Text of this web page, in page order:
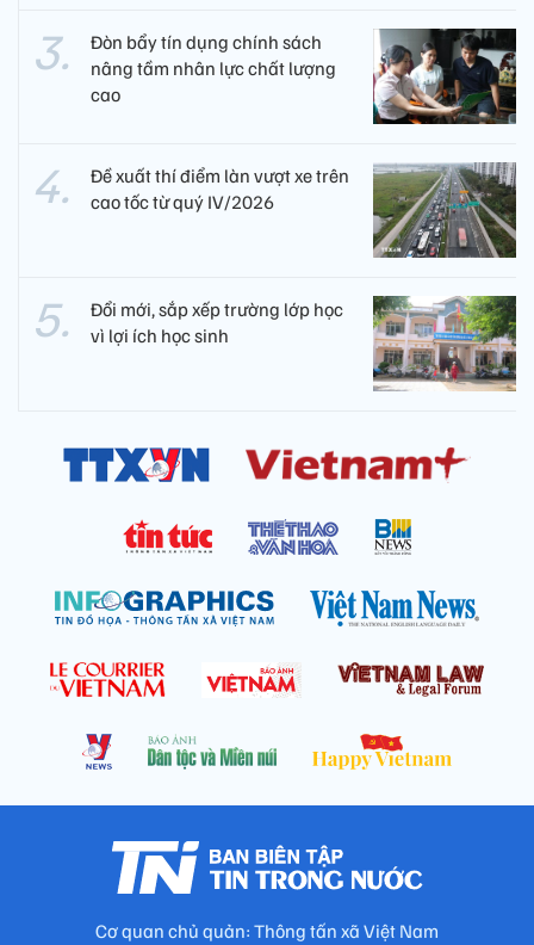
Đòn bẩy tín dụng chính sách
nâng tầm nhân lực chất lượng
cao
Đề xuất thí điểm làn vượt xe trên
cao tốc từ quý IV/2026
Đổi mới, sắp xếp trường lớp học
vì lợi ích học sinh
Cơ quan chủ quản: Thông tấn xã Việt Nam